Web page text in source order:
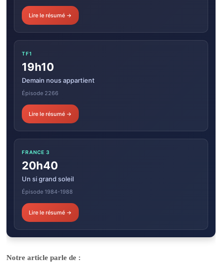
Lire le résumé →
TF1
19h10
Demain nous appartient
Épisode 2266
Lire le résumé →
FRANCE 3
20h40
Un si grand soleil
Épisode 1984-1988
Lire le résumé →
Notre article parle de :